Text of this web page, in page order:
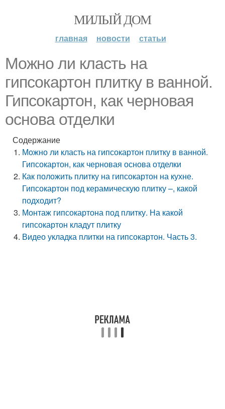
МИЛЫЙ ДОМ
главная новости статьи
Можно ли класть на
гипсокартон плитку в ванной.
Гипсокартон, как черновая
основа отделки
Содержание
Можно ли класть на гипсокартон плитку в ванной.
Гипсокартон, как черновая основа отделки
Как положить плитку на гипсокартон на кухне.
Гипсокартон под керамическую плитку –, какой
подходит?
Монтаж гипсокартона под плитку. На какой
гипсокартон кладут плитку
Видео укладка плитки на гипсокартон. Часть 3.